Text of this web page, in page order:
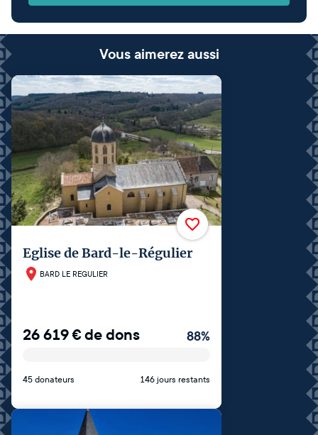
Vous aimerez aussi
Eglise de Bard-le-Régulier
BARD LE REGULIER
26 619€de dons 88%
45 donateurs 146 jours restants